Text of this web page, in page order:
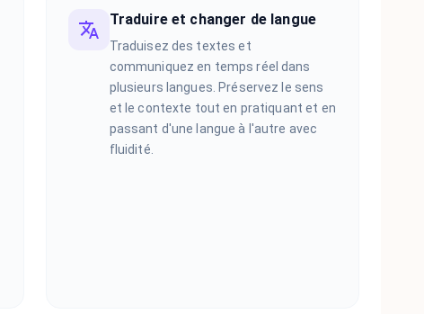
Traduire et changer de langue
Traduisez des textes et
communiquez en temps réel dans
plusieurs langues. Préservez le sens
et le contexte tout en pratiquant et en
passant d'une langue à l'autre avec
fluidité.